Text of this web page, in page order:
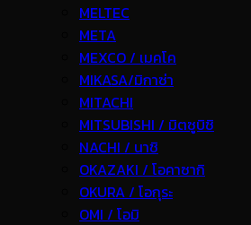
MELTEC
META
MEXCO / เมคโค
MIKASA/มิกาซ่า
MITACHI
MITSUBISHI / มิตซูบิชิ
NACHI / นาชิ
OKAZAKI / โอคาซากิ
OKURA / โอกุระ
OMI / โอมิ